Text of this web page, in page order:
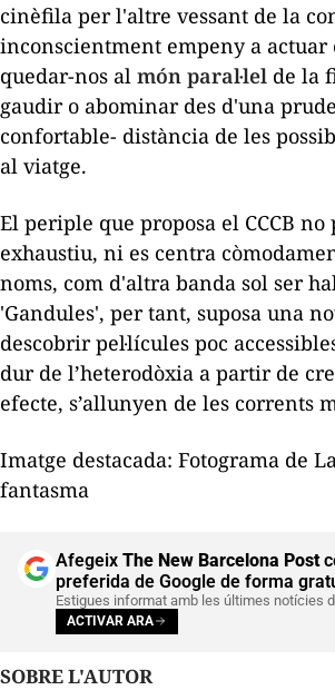
cinèfila per l'altre vessant de la
inconscientment empeny a actuar
quedar-nos al món paral·lel de la
gaudir o abominar des d'una
confortable- distància de les
al viatge.
El periple que proposa el CCCB no
exhaustiu, ni es centra
noms, com d'altra banda sol ser
'Gandules', per tant, suposa una
descobrir pel·lícules poc
dur de l’heterodòxia a partir de
efecte, s’allunyen de les corrents
Imatge destacada: Fotograma de
fantasma
Afegeix The New Barcelona Post
preferida de Google de forma
Estigues informat amb les últimes notícies
ACTIVAR ARA
SOBRE L'AUTOR